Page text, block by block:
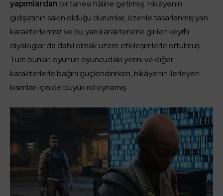
yapımlardan bir tanesi hâline getirmiş. Hikâyenin
gidişatının sakin olduğu durumlar, özenle tasarlanmış yan
karakterlerimiz ve bu yan karakterlerle girilen keyifli
diyaloglar da dahil olmak üzere etkileşimlerle örtülmüş.
Tüm bunlar, oyunun oyuncudaki yerini ve diğer
karakterlerle bağını güçlendirirken, hikâyenin ilerleyen
kısımları için de büyük rol oynamış.